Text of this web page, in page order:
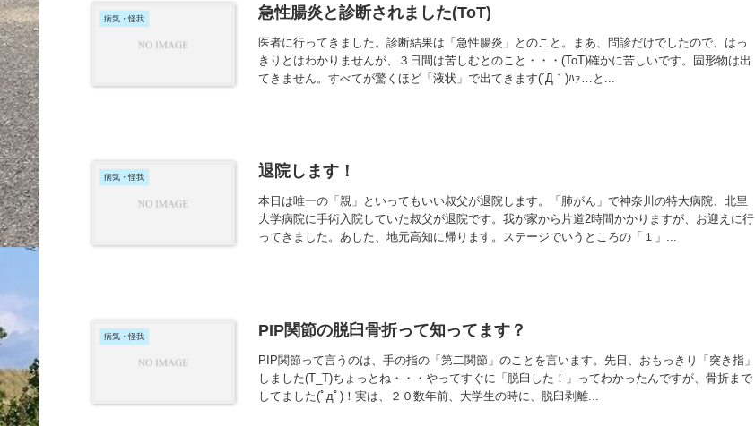
病気・怪我 急性腸炎と診断されました(ToT)
医者に行ってきました。診断結果は「急性腸炎」とのこと。まあ、問診だけでしたので、はっ
きりとはわかりませんが、３日間は苦しむとのこと・・・(ToT)確かに苦しいです。固形物は出
てきません。すべてが驚くほど「液状」で出てきます(´Д｀)ﾊｧ…と...
病気・怪我 退院します！
本日は唯一の「親」といってもいい叔父が退院します。「肺がん」で神奈川の特大病院、北里
大学病院に手術入院していた叔父が退院です。我が家から片道2時間かかりますが、お迎えに行
ってきました。あした、地元高知に帰ります。ステージでいうところの「１」...
病気・怪我 PIP関節の脱臼骨折って知ってます？
PIP関節って言うのは、手の指の「第二関節」のことを言います。先日、おもっきり「突き指」
しました(T_T)ちょっとね・・・やってすぐに「脱臼した！」ってわかったんですが、骨折まで
してました(ﾟдﾟ)！実は、２０数年前、大学生の時に、脱臼剥離...